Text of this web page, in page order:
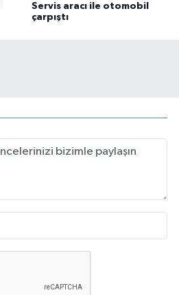
Servis aracı ile otomobil
çarpıştı